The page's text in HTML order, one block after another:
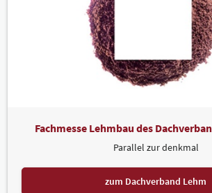
Fachmesse Lehmbau des
Parallel zur denkmal
zum Dachverband Lehm